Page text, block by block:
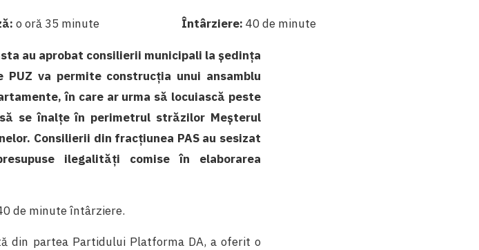
o oră 35 minute Întârziere: 40 de minute
au aprobat consilierii municipali la ședința
va permite construcția unui ansamblu
în care ar urma să locuiască peste
se înalțe în perimetrul străzilor Meșterul
Consilierii din fracțiunea PAS au sesizat
ilegalități comise în elaborarea
de minute întârziere.
din partea Partidului Platforma DA, a oferit o